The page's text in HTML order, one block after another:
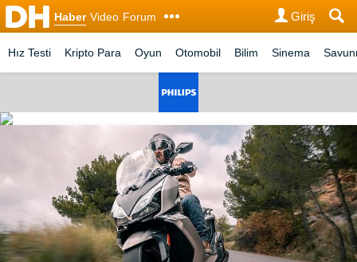
Haber Video Forum Giriş
Hız Testi Kripto Para Oyun Otomobil Bilim Sinema